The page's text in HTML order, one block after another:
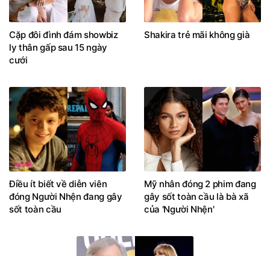
Cặp đôi đình đám showbiz
ly thân gấp sau 15 ngày
cưới
Shakira trẻ mãi không già
Điều ít biết về diễn viên
đóng Người Nhện đang gây
sốt toàn cầu
Mỹ nhân đóng 2 phim đang
gây sốt toàn cầu là bà xã
của 'Người Nhện'